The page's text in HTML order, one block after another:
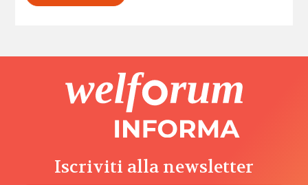
Iscriviti alla newsletter